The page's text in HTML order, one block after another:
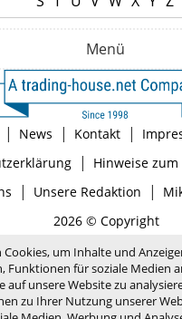
Menü
| News | Kontakt |
| Hinweise
| Unsere Redaktion |
2026 © Copyright
um Inhalte und
Funktionen für soziale Medien
auf unsere Website zu
zu Ihrer Nutzung unserer